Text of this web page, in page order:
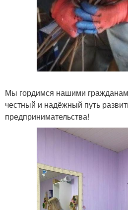
Мы гордимся нашими
честный и надёжный путь
предпринимательства!